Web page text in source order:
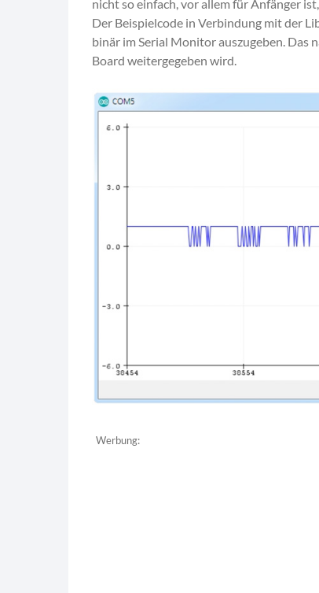
nicht so einfach, vor allem für Anfänger
Der Beispielcode in Verbindung mit der
binär im Serial Monitor auszugeben. Das
Board weitergegeben wird.
Werbung: